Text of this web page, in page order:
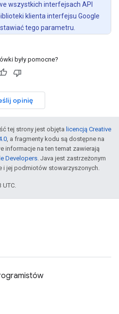
wszystkich interfejsach API
klienta interfejsu Google
tego parametru.
były pomocne?
opinię
tej strony jest objęta licencją Creative
, a fragmenty kodu są dostępne na
informacje na ten temat zawierają
Developers. Java jest zastrzeżonym
i jej podmiotów stowarzyszonych.
UTC.